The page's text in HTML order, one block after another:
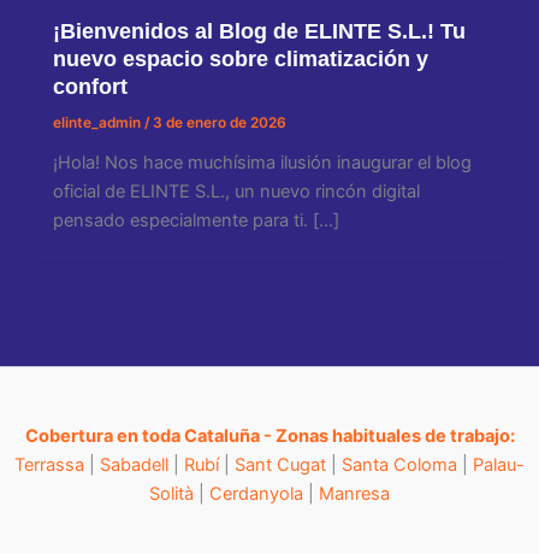
¡Bienvenidos al Blog de ELINTE S.L.! Tu
nuevo espacio sobre climatización y
confort
elinte_admin / 3 de enero de 2026
¡Hola! Nos hace muchísima ilusión inaugurar el blog
oficial de ELINTE S.L., un nuevo rincón digital
pensado especialmente para ti. […]
Cobertura en toda Cataluña - Zonas habituales de trabajo:
Terrassa
Sabadell Rubí| Sant Cugat Santa Coloma
Palau-
Solità
Cerdanyola Manresa